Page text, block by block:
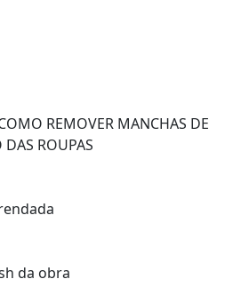
REMOVER MANCHAS DE
DAS ROUPAS
da obra